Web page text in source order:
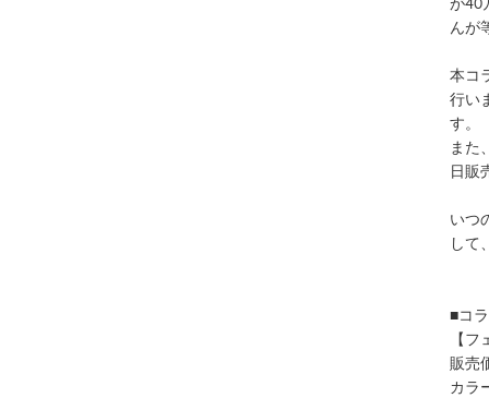
んが
本コ
行い
す。
また
日販
いつ
して
■コ
【
販売
カラ